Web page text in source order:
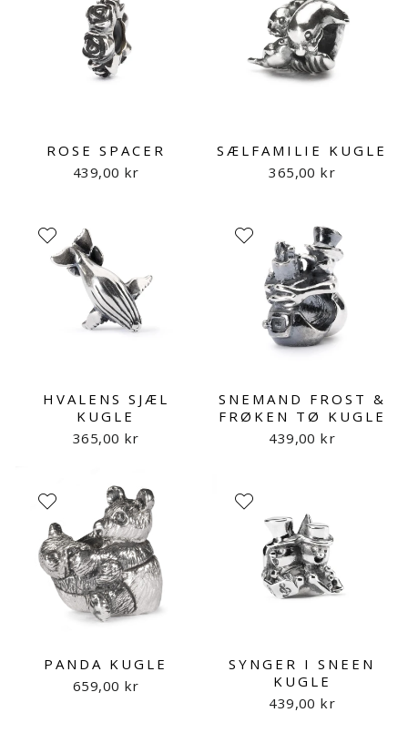
ROSE SPACER
439,00 kr
SÆLFAMILIE KUGLE
365,00 kr
HVALENS SJÆL
KUGLE
365,00 kr
SNEMAND FROST &
FRØKEN TØ KUGLE
439,00 kr
PANDA KUGLE
659,00 kr
SYNGER I SNEEN
KUGLE
439,00 kr